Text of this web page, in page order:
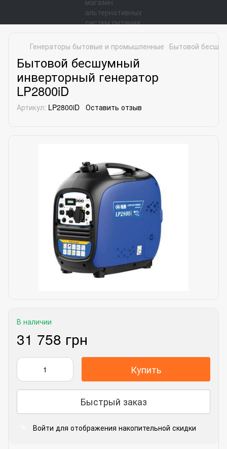
Генераторы бытовые и промышленные Бытовой
Бытовой бесшумный
инверторный генератор
LP2800iD
Артикул: LP2800iD Оставить отзыв
В наличии
31 758 грн
Купить
Быстрый заказ
Войти для отображения накопительной скидки